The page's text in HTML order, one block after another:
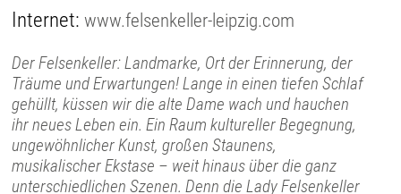
Internet:www.felsenkeller-leipzig.com
Der Felsenkeller: Landmarke, Ort der Erinnerung, der
Träume und Erwartungen! Lange in einen tiefen Schlaf
gehüllt, küssen wir die alte Dame wach und hauchen
ihr neues Leben ein. Ein Raum kultureller Begegnung,
ungewöhnlicher Kunst, großen Staunens,
musikalischer Ekstase – weit hinaus über die ganz
unterschiedlichen Szenen. Denn die Lady Felsenkeller